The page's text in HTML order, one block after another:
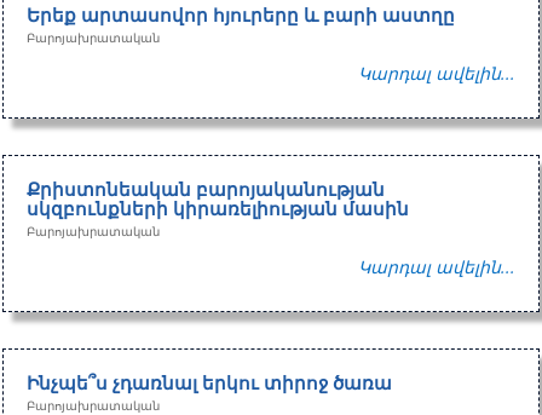
Երեք արտասովոր հյուրերը և բարի աստղը
Բարոյախրատական
Կարդալ ավելին...
Քրիստոնեական բարոյականության
սկզբունքների կիրառելիության մասին
Բարոյախրատական
Կարդալ ավելին...
Ինչպե՞ս չդառնալ երկու տիրոջ ծառա
Բարոյախրատական